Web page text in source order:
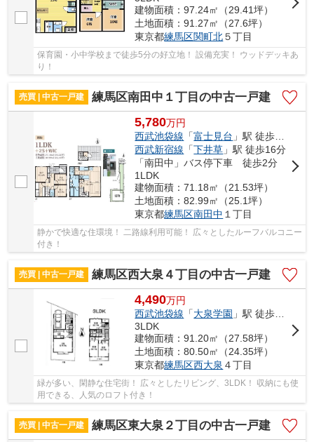
建物面積：97.24㎡（29.41坪）
土地面積：91.27㎡（27.6坪）
東京都練馬区関町北５丁目
保育園・小中学校まで徒歩5分の好立地！ 設備充実！ ウッドデッキあ
り！
売買 | 中古一戸建 練馬区南田中１丁目の中古一戸建
5,780万円
西武池袋線 「富士見台 」駅 徒歩11分
西武新宿線 「下井草 」駅 徒歩16分
「南田中」バス停下車 徒歩2分
1LDK
建物面積：71.18㎡（21.53坪）
土地面積：82.99㎡（25.1坪）
東京都練馬区南田中 １丁目
静かで快適な住環境！ 二路線利用可能！ 広々としたルーフバルコニー
付き！
売買 | 中古一戸建 練馬区西大泉４丁目の中古一戸建
4,490万円
西武池袋線 「大泉学園 」駅 徒歩28分
3LDK
建物面積：91.20㎡（27.58坪）
土地面積：80.50㎡（24.35坪）
東京都練馬区西大泉 ４丁目
緑が多い、閑静な住宅街！ 広々としたリビング、3LDK！ 収納にも使
用できる、人気のロフト付き！
売買 | 中古一戸建 練馬区東大泉２丁目の中古一戸建